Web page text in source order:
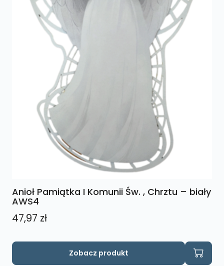
Anioł Pamiątka I Komunii Św. , Chrztu – biały
AWS4
47,97 zł
Zobacz produkt